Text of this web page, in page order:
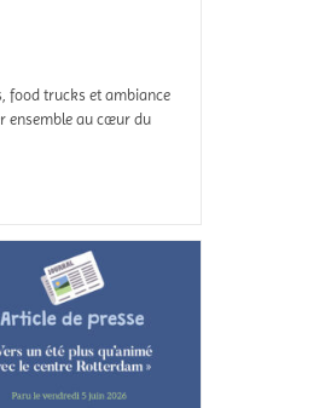
food trucks et ambiance
ensemble au cœur du